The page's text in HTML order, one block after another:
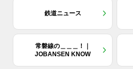
鉄道ニュース
常磐線の＿＿＿！｜
JOBANSEN KNOW